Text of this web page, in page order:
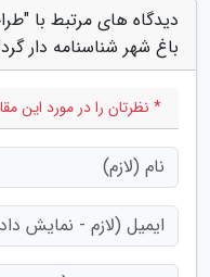
دیدگاه های مرتبط با
باغ شهر شناسنامه دار
* نظرتان را در مورد این